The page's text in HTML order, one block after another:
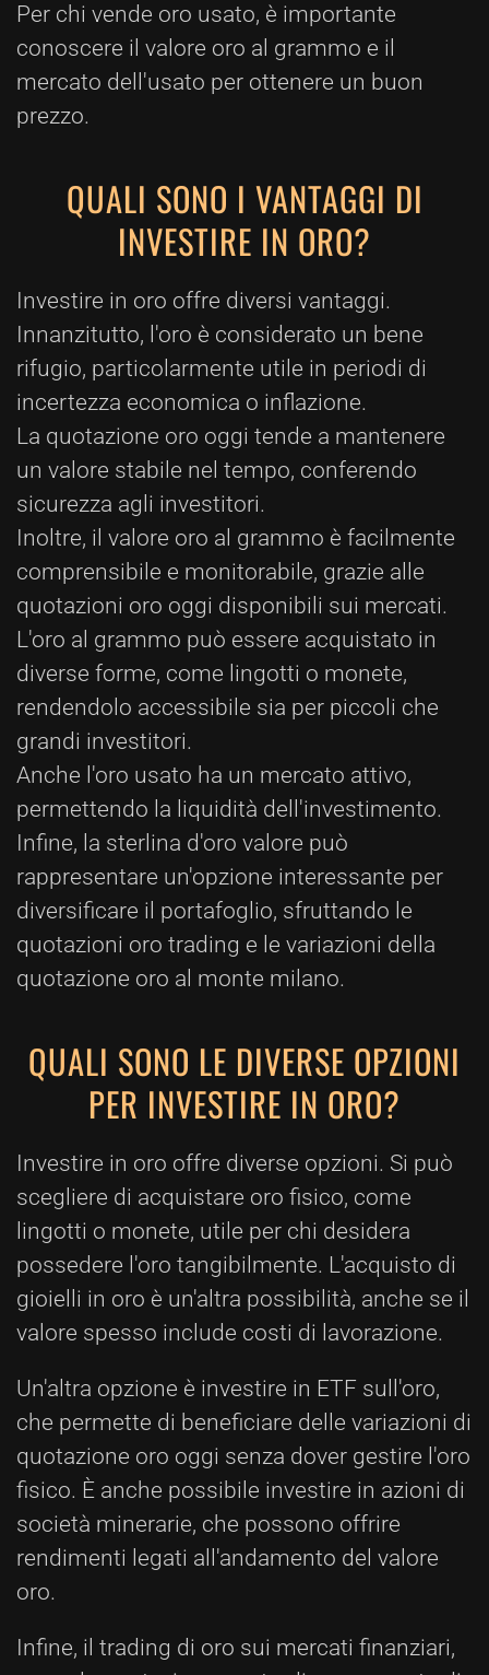
Per chi vende oro usato, è importante
conoscere il valore oro al grammo e il
mercato dell'usato per ottenere un buon
prezzo.
QUALI SONO I VANTAGGI DI
INVESTIRE IN ORO?
Investire in oro offre diversi vantaggi.
Innanzitutto, l'oro è considerato un bene
rifugio, particolarmente utile in periodi di
incertezza economica o inflazione.
La quotazione oro oggi tende a mantenere
un valore stabile nel tempo, conferendo
sicurezza agli investitori.
Inoltre, il valore oro al grammo è facilmente
comprensibile e monitorabile, grazie alle
quotazioni oro oggi disponibili sui mercati.
L'oro al grammo può essere acquistato in
diverse forme, come lingotti o monete,
rendendolo accessibile sia per piccoli che
grandi investitori.
Anche l'oro usato ha un mercato attivo,
permettendo la liquidità dell'investimento.
Infine, la sterlina d'oro valore può
rappresentare un'opzione interessante per
diversificare il portafoglio, sfruttando le
quotazioni oro trading e le variazioni della
quotazione oro al monte milano.
QUALI SONO LE DIVERSE OPZIONI
PER INVESTIRE IN ORO?
Investire in oro offre diverse opzioni. Si può
scegliere di acquistare oro fisico, come
lingotti o monete, utile per chi desidera
possedere l'oro tangibilmente. L'acquisto di
gioielli in oro è un'altra possibilità, anche se il
valore spesso include costi di lavorazione.
Un'altra opzione è investire in ETF sull'oro,
che permette di beneficiare delle variazioni di
quotazione oro oggi senza dover gestire l'oro
fisico. È anche possibile investire in azioni di
società minerarie, che possono offrire
rendimenti legati all'andamento del valore
oro.
Infine, il trading di oro sui mercati finanziari,